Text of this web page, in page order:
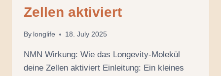
Zellen aktiviert
By longlife 18. July 2025
NMN Wirkung: Wie das Longevity-Molekül
deine Zellen aktiviert Einleitung: Ein kleines